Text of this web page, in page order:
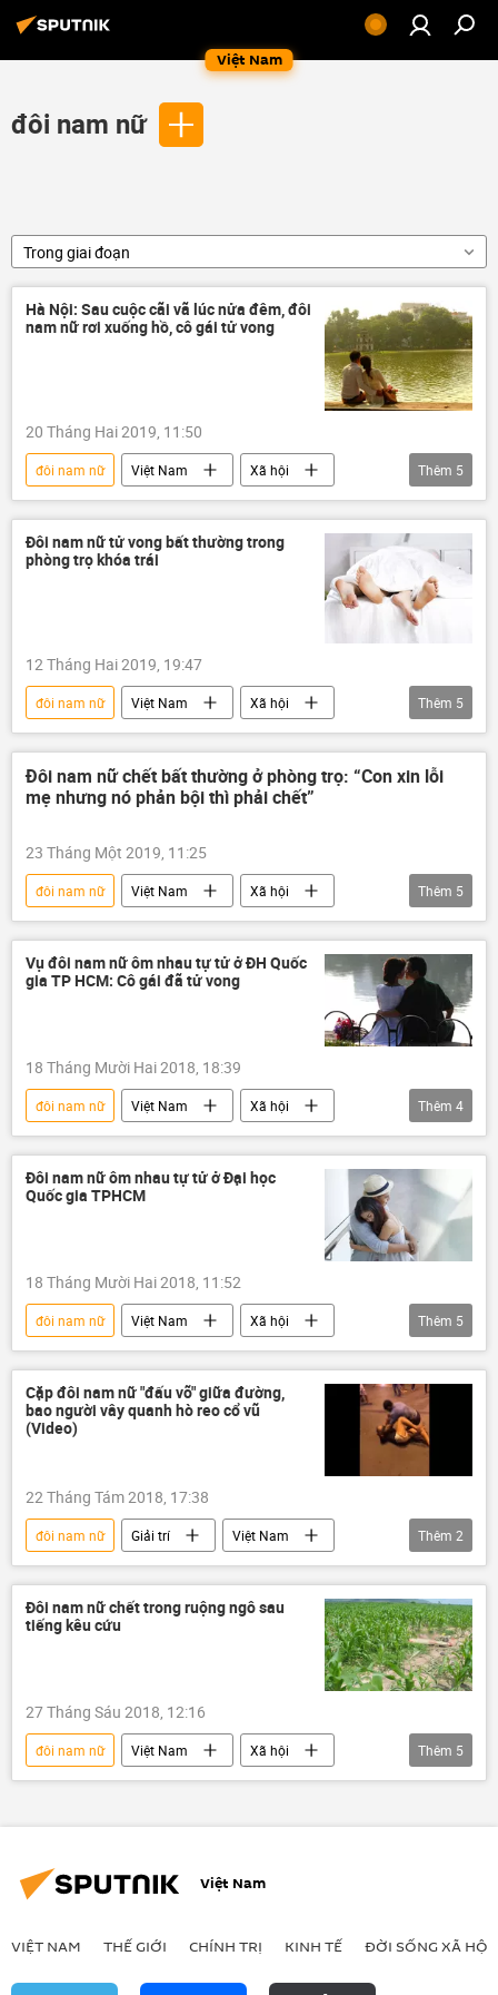
Việt Nam
đôi nam nữ
Trong giai đoạn
Hà Nội: Sau cuộc cãi vã lúc nửa đêm, đôi
nam nữ rơi xuống hồ, cô gái tử vong
20 Tháng Hai 2019, 11:50
đôi nam nữ Việt Nam
Xã hội
Thời sự
Hà Nội
tự tử
tử vong
cãi nhau
Thêm 5
Đôi nam nữ tử vong bất thường trong
phòng trọ khóa trái
12 Tháng Hai 2019, 19:47
đôi nam nữ Việt Nam
Xã hội
Thời sự
Long Thành
Đồng Nai
tử vong
xác chết
Thêm 5
Đôi nam nữ chết bất thường ở phòng trọ: “Con xin lỗi
mẹ nhưng nó phản bội thì phải chết”
23 Tháng Một 2019, 11:25
đôi nam nữ Việt Nam
Xã hội
Thời sự
An Giang
công an
cái chết
phòng trọ
Thêm 5
Vụ đôi nam nữ ôm nhau tự tử ở ĐH Quốc
gia TP HCM: Cô gái đã tử vong
18 Tháng Mười Hai 2018, 18:39
đôi nam nữ Việt Nam
Xã hội
Thời sự
ĐH Quốc gia TP.HCM
ôm nhau
tự tử
Thêm 4
Đôi nam nữ ôm nhau tự tử ở Đại học
Quốc gia TPHCM
18 Tháng Mười Hai 2018, 11:52
đôi nam nữ Việt Nam
Xã hội
Thời sự
Bình Dương
ĐH Quốc gia TP.HCM
ôm nhau
tự tử
Thêm 5
Cặp đôi nam nữ "đấu võ" giữa đường,
bao người vây quanh hò reo cổ vũ
(Video)
22 Tháng Tám 2018, 17:38
đôi nam nữ Giải trí
Việt Nam
Xã hội
đánh nhau
Thêm 2
Đôi nam nữ chết trong ruộng ngô sau
tiếng kêu cứu
27 Tháng Sáu 2018, 12:16
đôi nam nữ Việt Nam
Xã hội
Thời sự
Gia Lai
đồng ngô
Thêm 5
Việt Nam
VIỆT NAM THẾ GIỚI CHÍNH TRỊ KINH TẾ ĐỜI SỐNG XÃ HỘI